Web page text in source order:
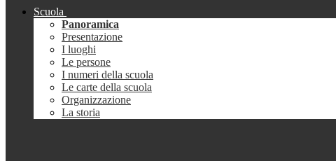
Scuola
Panoramica
Presentazione
I luoghi
Le persone
I numeri della scuola
Le carte della scuola
Organizzazione
La storia